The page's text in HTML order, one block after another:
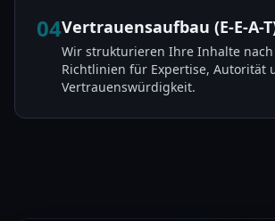
04Vertrauensaufbau (E-E-A-
Wir strukturieren Ihre Inhalte nach
Richtlinien für Expertise, Autorität
Vertrauenswürdigkeit.